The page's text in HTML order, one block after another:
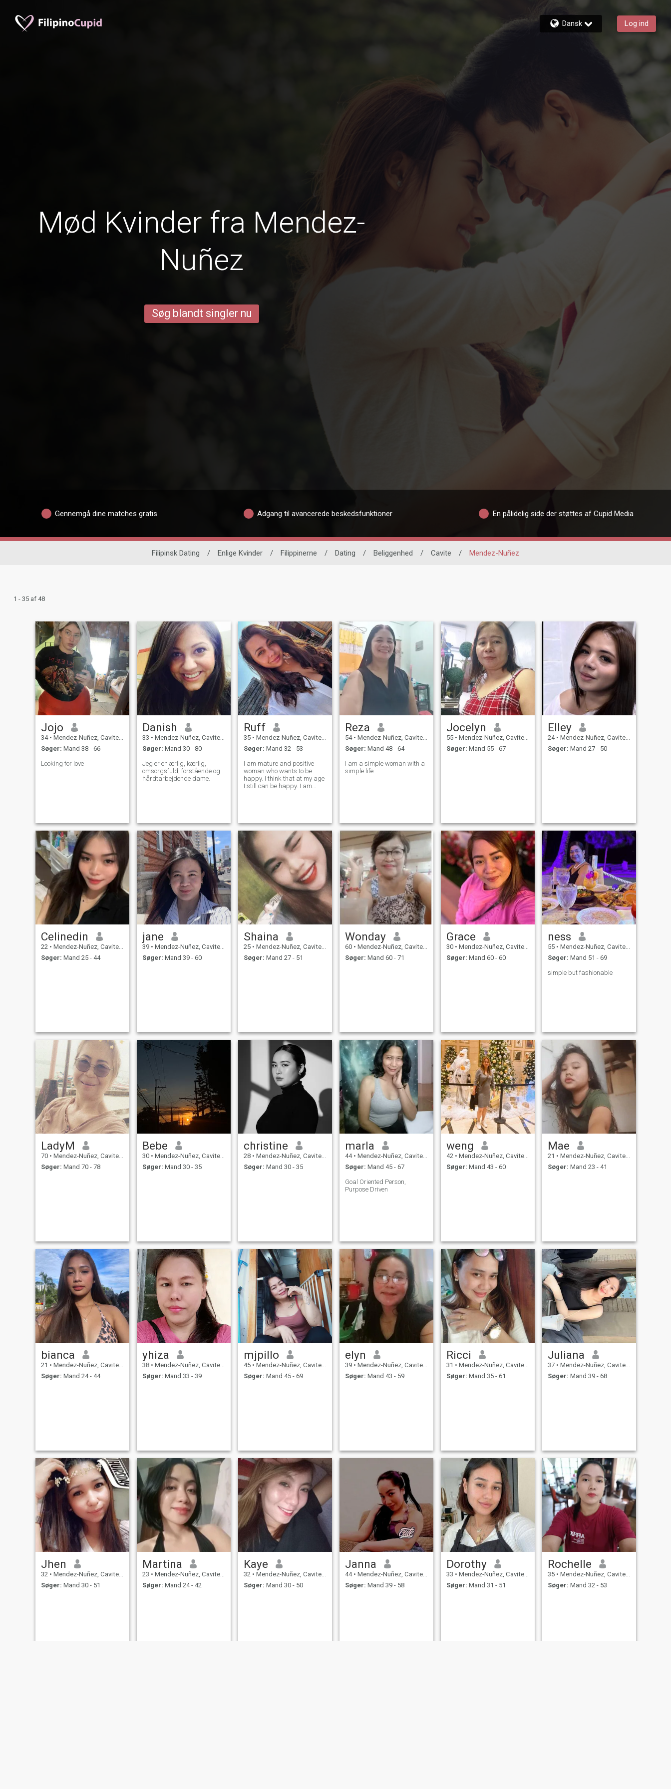
Dansk Log ind
Mød Kvinder fra Mendez-
Nuñez
Søg blandt singler nu
Gennemgå dine matches gratis Adgang til avancerede beskedsfunktioner En pålidelig side der støttes af Cupid Media
Filipinsk Dating / Enlige Kvinder / Filippinerne / Dating / Beliggenhed / Cavite / Mendez-Nuñez
1 - 35 af 48
Jojo
34 • Mendez-Nuñez, Cavite, Filippinerne
Søger: Mand 38 - 66
Looking for love
Danish
33 • Mendez-Nuñez, Cavite, Filippinerne
Søger: Mand 30 - 80
Jeg er en ærlig, kærlig,
omsorgsfuld, forstående og
hårdtarbejdende dame.
Ruff
35 • Mendez-Nuñez, Cavite, Filippinerne
Søger: Mand 32 - 53
I am mature and positive
woman who wants to be
happy. I think that at my age
I still can be happy. I am
to stay positive and see in p
Reza
54 • Mendez-Nuñez, Cavite, Filippinerne
Søger: Mand 48 - 64
I am a simple woman with a
simple life
Jocelyn
55 • Mendez-Nuñez, Cavite, Filippinerne
Søger: Mand 55 - 67
Elley
24 • Mendez-Nuñez, Cavite, Filippinerne
Søger: Mand 27 - 50
Celinedin
22 • Mendez-Nuñez, Cavite, Filippinerne
Søger: Mand 25 - 44
jane
39 • Mendez-Nuñez, Cavite, Filippinerne
Søger: Mand 39 - 60
Shaina
25 • Mendez-Nuñez, Cavite, Filippinerne
Søger: Mand 27 - 51
Wonday
60 • Mendez-Nuñez, Cavite, Filippinerne
Søger: Mand 60 - 71
Grace
30 • Mendez-Nuñez, Cavite, Filippinerne
Søger: Mand 60 - 60
ness
55 • Mendez-Nuñez, Cavite, Filippinerne
Søger: Mand 51 - 69
simple but fashionable
LadyM
70 • Mendez-Nuñez, Cavite, Filippinerne
Søger: Mand 70 - 78
Bebe
30 • Mendez-Nuñez, Cavite, Filippinerne
Søger: Mand 30 - 35
christine
28 • Mendez-Nuñez, Cavite, Filippinerne
Søger: Mand 30 - 35
marla
44 • Mendez-Nuñez, Cavite, Filippinerne
Søger: Mand 45 - 67
Goal Oriented Person,
Purpose Driven
weng
42 • Mendez-Nuñez, Cavite, Filippinerne
Søger: Mand 43 - 60
Mae
21 • Mendez-Nuñez, Cavite, Filippinerne
Søger: Mand 23 - 41
bianca
21 • Mendez-Nuñez, Cavite, Filippinerne
Søger: Mand 24 - 44
yhiza
38 • Mendez-Nuñez, Cavite, Filippinerne
Søger: Mand 33 - 39
mjpillo
45 • Mendez-Nuñez, Cavite, Filippinerne
Søger: Mand 45 - 69
elyn
39 • Mendez-Nuñez, Cavite, Filippinerne
Søger: Mand 43 - 59
Ricci
31 • Mendez-Nuñez, Cavite, Filippinerne
Søger: Mand 35 - 61
Juliana
37 • Mendez-Nuñez, Cavite, Filippinerne
Søger: Mand 39 - 68
Jhen
32 • Mendez-Nuñez, Cavite, Filippinerne
Søger: Mand 30 - 51
Martina
23 • Mendez-Nuñez, Cavite, Filippinerne
Søger: Mand 24 - 42
Kaye
32 • Mendez-Nuñez, Cavite, Filippinerne
Søger: Mand 30 - 50
Janna
44 • Mendez-Nuñez, Cavite, Filippinerne
Søger: Mand 39 - 58
Dorothy
33 • Mendez-Nuñez, Cavite, Filippinerne
Søger: Mand 31 - 51
Rochelle
35 • Mendez-Nuñez, Cavite, Filippinerne
Søger: Mand 32 - 53